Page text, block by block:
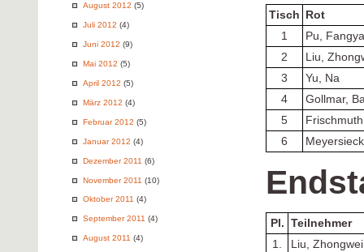
August 2012 (5)
Juli 2012 (4)
Juni 2012 (9)
Mai 2012 (5)
April 2012 (5)
März 2012 (4)
Februar 2012 (5)
Januar 2012 (4)
Dezember 2011 (6)
November 2011 (10)
Oktober 2011 (4)
September 2011 (4)
August 2011 (4)
Tisch
Rot
1
Pu,
2
Liu,
3
Yu, Na
4
Gollmar,
5
6
Pl. Teilnehmer
1.
Liu, Zhongwei